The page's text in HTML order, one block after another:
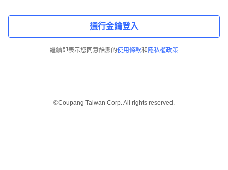
通行金鑰登入
繼續即表示您同意酷澎的使用條款和 隱私權政策
©Coupang Taiwan Corp. All rights reserved.